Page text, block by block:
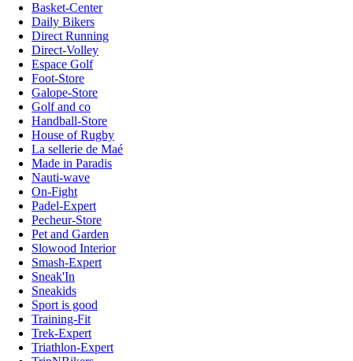
Basket-Center
Daily Bikers
Direct Running
Direct-Volley
Espace Golf
Foot-Store
Galope-Store
Golf and co
Handball-Store
House of Rugby
La sellerie de Maé
Made in Paradis
Nauti-wave
On-Fight
Padel-Expert
Pecheur-Store
Pet and Garden
Slowood Interior
Smash-Expert
Sneak'In
Sneakids
Sport is good
Training-Fit
Trek-Expert
Triathlon-Expert